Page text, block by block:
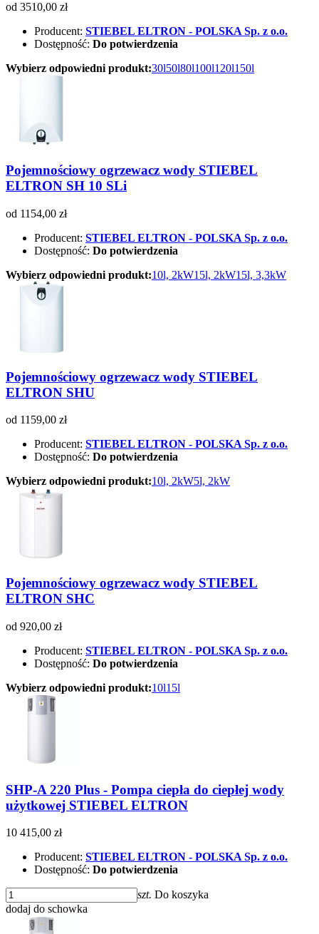
od 3510,00 zł
Producent: STIEBEL ELTRON - POLSKA Sp. z o.o.
Dostępność: Do potwierdzenia
Wybierz odpowiedni produkt:30l50l80l100l120l150l
Pojemnościowy ogrzewacz wody STIEBEL
ELTRON SH 10 SLi
od 1154,00 zł
Producent: STIEBEL ELTRON - POLSKA Sp. z o.o.
Dostępność: Do potwierdzenia
Wybierz odpowiedni produkt:10l, 2kW15l, 2kW15l, 3,3kW
Pojemnościowy ogrzewacz wody STIEBEL
ELTRON SHU
od 1159,00 zł
Producent: STIEBEL ELTRON - POLSKA Sp. z o.o.
Dostępność: Do potwierdzenia
Wybierz odpowiedni produkt:10l, 2kW5l, 2kW
Pojemnościowy ogrzewacz wody STIEBEL
ELTRON SHC
od 920,00 zł
Producent: STIEBEL ELTRON - POLSKA Sp. z o.o.
Dostępność: Do potwierdzenia
Wybierz odpowiedni produkt:10l15l
SHP-A 220 Plus - Pompa ciepła do ciepłej wody
użytkowej STIEBEL ELTRON
10 415,00 zł
Producent: STIEBEL ELTRON - POLSKA Sp. z o.o.
Dostępność: Do potwierdzenia
szt. Do koszyka
dodaj do schowka